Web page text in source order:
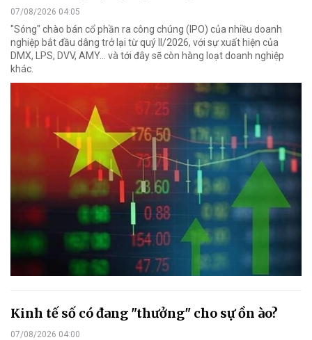
07/08/2026 04:05
"Sóng" chào bán cổ phần ra công chúng (IPO) của nhiều doanh
nghiệp bắt đầu dâng trở lại từ quý II/2026, với sự xuất hiện của
DMX, LPS, DVV, AMY... và tới đây sẽ còn hàng loạt doanh nghiệp
khác.
Kinh tế số có đang "thưởng" cho sự ồn ào?
07/08/2026 04:00